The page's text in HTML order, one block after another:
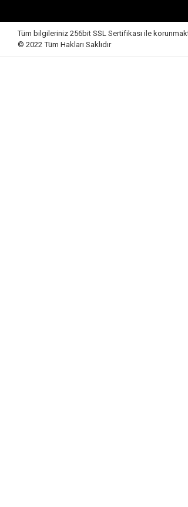
Tüm bilgileriniz 256bit SSL Sertifikası ile
© 2022Tüm Hakları Saklıdır